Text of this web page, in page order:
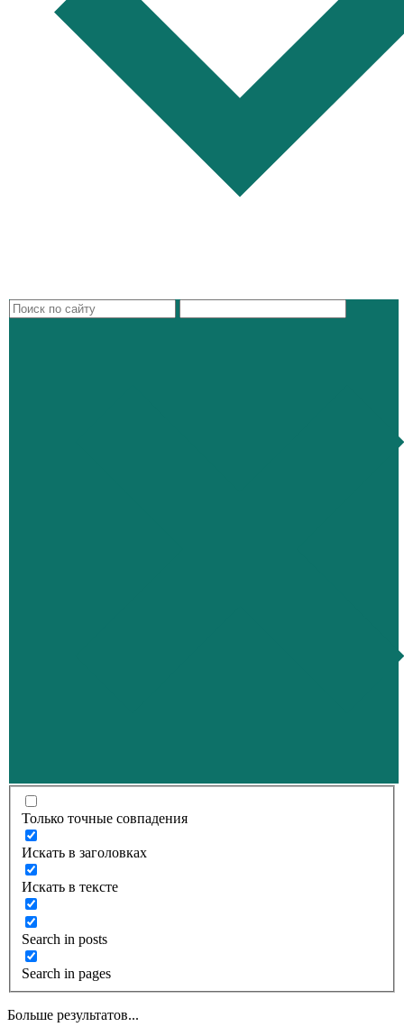
Только точные совпадения
Искать в заголовках
Искать в тексте
Search in posts
Search in pages
Больше результатов...